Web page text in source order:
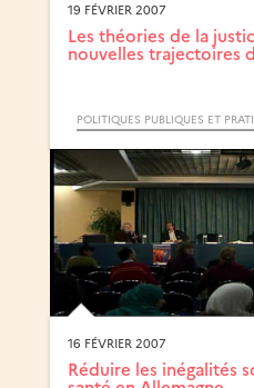
19 FÉVRIER 2007
Les théories de la
nouvelles trajectoires
16 FÉVRIER 2007
Réduire les inégalités